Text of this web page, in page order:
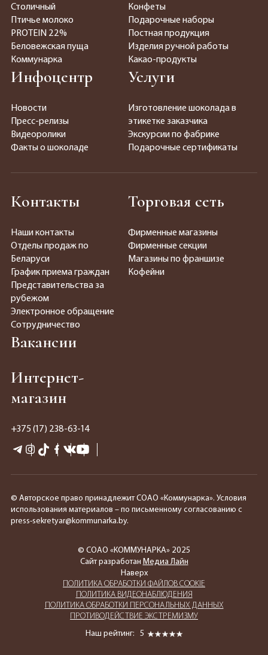
ПОЛИТИКА ОБРАБОТКИ ФАЙЛОВ COOKIE
ПОЛИТИКА ВИДЕОНАБЛЮДЕНИЯ
ПОЛИТИКА ОБРАБОТКИ ПЕРСОНАЛЬНЫХ ДАННЫХ
ПРОТИВОДЕЙСТВИЕ ЭКСТРЕМИЗМУ
Наш рейтинг:
5
Столичный
Птичье молоко
PROTEIN 22%
Беловежская пуща
Коммунарка
Конфеты
Подарочные наборы
Постная продукция
Изделия ручной работы
Какао-продукты
Инфоцентр
Новости
Пресс-релизы
Видеоролики
Факты о шоколаде
Услуги
Изготовление шоколада в
этикетке заказчика
Экскурсии по фабрике
Подарочные сертификаты
Контакты
Наши контакты
Отделы продаж по
Беларуси
График приема граждан
Представительства за
рубежом
Электронное обращение
Сотрудничество
Торговая сеть
Фирменные магазины
Фирменные секции
Магазины по франшизе
Кофейни
Вакансии
Интернет-
магазин
+375 (17) 238-63-14
© Авторское право принадлежит СОАО «Коммунарка». Условия
использования материалов – по письменному согласованию с
press-sekretyar@kommunarka.by.
© СОАО «КОММУНАРКА» 2025
Сайт разработан Медиа Лайн
Наверх